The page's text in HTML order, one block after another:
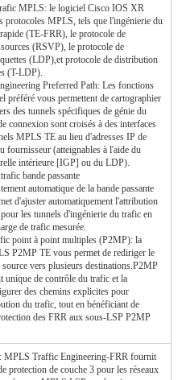
MPLS: le logiciel Cisco IOS XR
protocoles MPLS, tels que l'ingénierie du
(TE-FRR), le protocole de
(RSVP), le protocole de
(LDP),et protocole de distribution
(T-LDP).
Preferred Path: Les fonctions
préféré vous permettent de cartographier
des tunnels spécifiques de génie du
connexion sont croisés à des interfaces
MPLS TE au lieu d'adresses IP de
fournisseur (atteignables à l'aide du
intérieure [IGP] ou du LDP).
bande passante
automatique de la bande passante
d'ajuster automatiquement l'attribution
pour les tunnels d'ingénierie du trafic en
de trafic mesurée.
point à point multiples (P2MP): la
P2MP TE vous permet de rediriger le
vers plusieurs destinations.P2MP
unique de contrôle du trafic et la
des chemins explicites pour
du trafic, tout en bénéficiant de
des FRR aux sous-LSP P2MP
MPLS Traffic Engineering-FRR fournit
protection de couche 3 pour les réseaux